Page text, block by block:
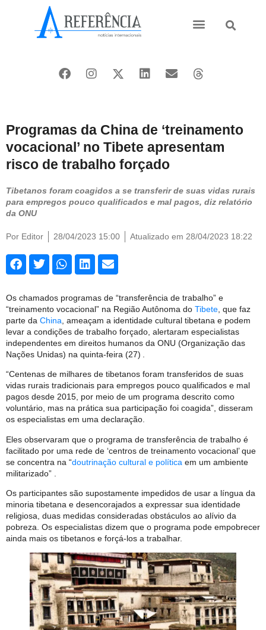
Programas da China de ‘treinamento
vocacional’ no Tibete apresentam
risco de trabalho forçado
Tibetanos foram coagidos a se transferir de suas vidas rurais
para empregos pouco qualificados e mal pagos, diz relatório
da ONU
Por Editor 28/04/2023 15:00 Atualizado em 28/04/2023 18:22
Os chamados programas de “transferência de trabalho” e
“treinamento vocacional” na Região Autônoma do Tibete , que faz
parte da China , ameaçam a identidade cultural tibetana e podem
levar a condições de trabalho forçado, alertaram especialistas
independentes em direitos humanos da ONU (Organização das
Nações Unidas) na quinta-feira (27) .
“Centenas de milhares de tibetanos foram transferidos de suas
vidas rurais tradicionais para empregos pouco qualificados e mal
pagos desde 2015, por meio de um programa descrito como
voluntário, mas na prática sua participação foi coagida”, disseram
os especialistas em uma declaração.
Eles observaram que o programa de transferência de trabalho é
facilitado por uma rede de ‘centros de treinamento vocacional’ que
se concentra na “doutrinação cultural e política em um ambiente
militarizado” .
Os participantes são supostamente impedidos de usar a língua da
minoria tibetana e desencorajados a expressar sua identidade
religiosa, duas medidas consideradas obstáculos ao alívio da
pobreza. Os especialistas dizem que o programa pode empobrecer
ainda mais os tibetanos e forçá-los a trabalhar.